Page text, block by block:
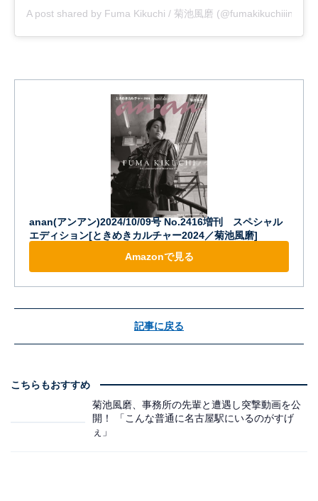
A post shared by Fuma Kikuchi / 菊池風磨
anan(アンアン)2024/10/09号 No.2416増刊 スペシャル
エディション[ときめきカルチャー2024／菊池風磨]
Amazonで見る
記事に戻る
こちらもおすすめ
菊池風磨、事務所の先輩と遭遇し突撃動画を公
開！ 「こんな普通に名古屋駅にいるのがすげ
ぇ」